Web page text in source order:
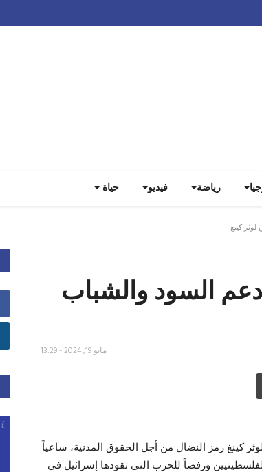
رياضة فيديو حياة
كينغ
السود والشباب
مايو 19, 2024 - 13:29
كينغ رمز النضال من أجل الحقوق المدنية، ساعياً
ورفضاً للحرب التي تقودها إسرائيل في